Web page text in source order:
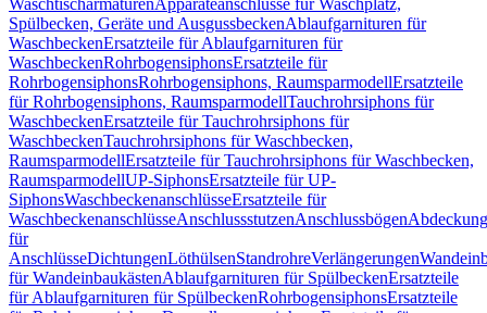
WaschtischarmaturenApparateanschlüsse für Waschplatz,
Spülbecken, Geräte und AusgussbeckenAblaufgarnituren für
WaschbeckenErsatzteile für Ablaufgarnituren für
WaschbeckenRohrbogensiphonsErsatzteile für
RohrbogensiphonsRohrbogensiphons, RaumsparmodellErsatzteile
für Rohrbogensiphons, RaumsparmodellTauchrohrsiphons für
WaschbeckenErsatzteile für Tauchrohrsiphons für
WaschbeckenTauchrohrsiphons für Waschbecken,
RaumsparmodellErsatzteile für Tauchrohrsiphons für Waschbecken,
RaumsparmodellUP-SiphonsErsatzteile für UP-
SiphonsWaschbeckenanschlüsseErsatzteile für
WaschbeckenanschlüsseAnschlussstutzenAnschlussbögen
für
AnschlüsseDichtungenLöthülsenStandrohreVerlängerungen
für WandeinbaukästenAblaufgarnituren für SpülbeckenErsatzteile
für Ablaufgarnituren für SpülbeckenRohrbogensiphonsErsatzteile